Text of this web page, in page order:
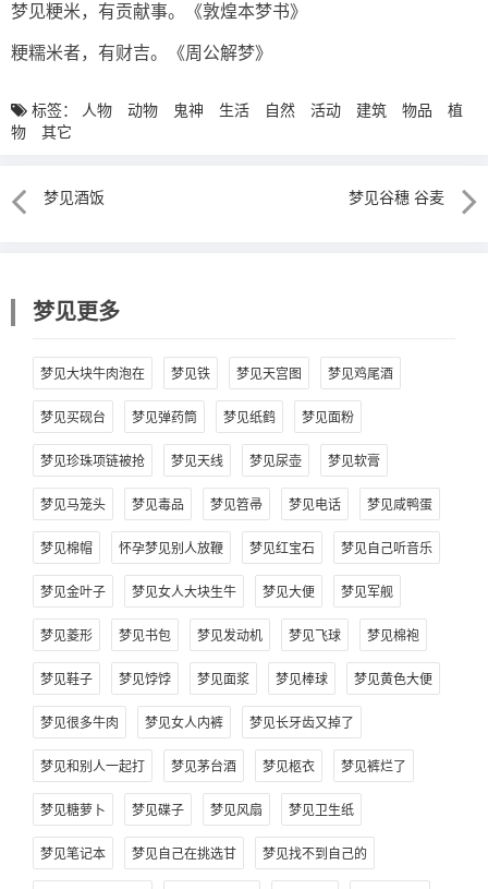
梦见粳米，有贡献事。《敦煌本梦书》
粳糯米者，有财吉。《周公解梦》
标签： 人物 动物 鬼神 生活 自然 活动 建筑 物品
植
物
其它
梦见酒饭 梦见谷穗 谷麦
梦见更多
梦见大块牛肉泡在 梦见铁 梦见天宫图 梦见鸡尾酒
梦见买砚台 梦见弹药筒 梦见纸鹤 梦见面粉
梦见珍珠项链被抢 梦见天线 梦见尿壶 梦见软膏
梦见马笼头 梦见毒品 梦见笤帚 梦见电话 梦见咸鸭蛋
梦见棉帽 怀孕梦见别人放鞭 梦见红宝石 梦见自己听音乐
梦见金叶子 梦见女人大块生牛 梦见大便 梦见军舰
梦见菱形 梦见书包 梦见发动机 梦见飞球 梦见棉袍
梦见鞋子 梦见饽饽 梦见面浆 梦见棒球 梦见黄色大便
梦见很多牛肉 梦见女人内裤 梦见长牙齿又掉了
梦见和别人一起打 梦见茅台酒 梦见柩衣 梦见裤烂了
梦见糖萝卜 梦见碟子 梦见风扇 梦见卫生纸
梦见笔记本 梦见自己在挑选甘 梦见找不到自己的